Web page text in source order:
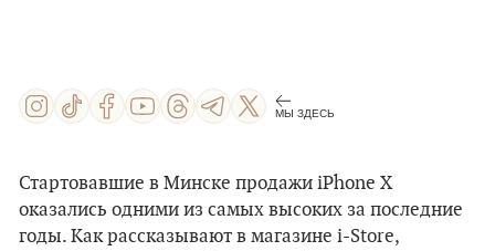
МЫ ЗДЕСЬ
Стартовавшие в Минске продажи iPhone X
оказались одними из самых высоких за последние
годы. Как рассказывают в магазине i-Store,